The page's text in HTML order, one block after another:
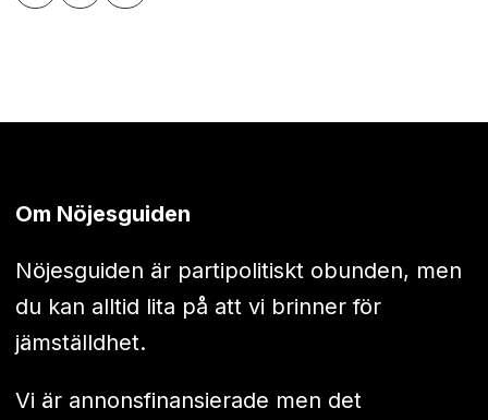
Om Nöjesguiden
Nöjesguiden är partipolitiskt obunden, men
du kan alltid lita på att vi brinner för
jämställdhet.
Vi är annonsfinansierade men det